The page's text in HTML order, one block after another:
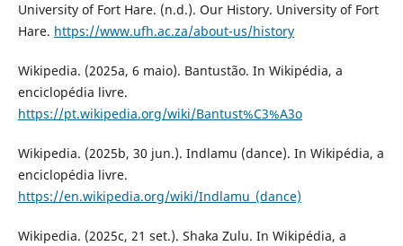
University of Fort Hare. (n.d.). Our History. University of Fort
Hare. https://www.ufh.ac.za/about-us/history
Wikipedia. (2025a, 6 maio). Bantustão. In Wikipédia, a
enciclopédia livre.
https://pt.wikipedia.org/wiki/Bantust%C3%A3o
Wikipedia. (2025b, 30 jun.). Indlamu (dance). In Wikipédia, a
enciclopédia livre.
https://en.wikipedia.org/wiki/Indlamu_(dance)
Wikipedia. (2025c, 21 set.). Shaka Zulu. In Wikipédia, a